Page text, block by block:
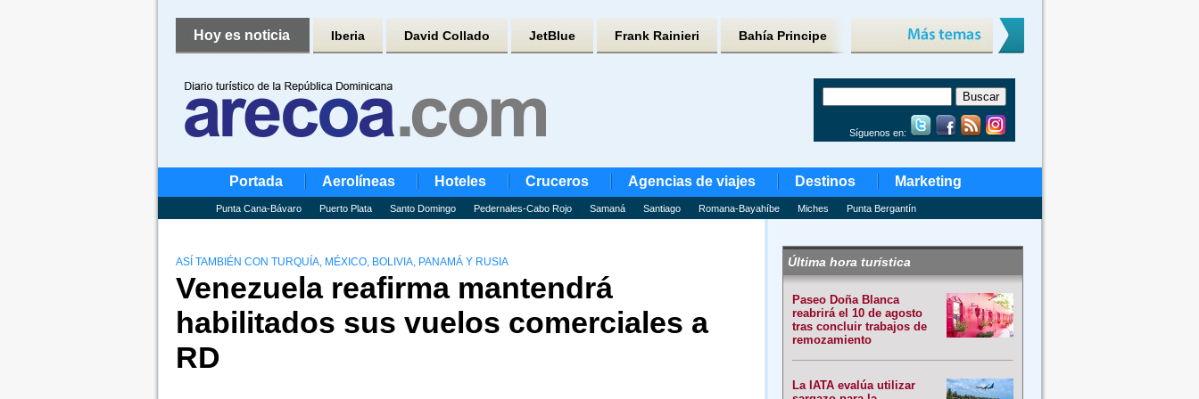
Hoy es noticia Iberia David Collado JetBlue Frank Rainieri Bahía Principe
Síguenos en:
Portada Aerolíneas Hoteles Cruceros Agencias de viajes Destinos Marketing
Punta Cana-Bávaro Puerto Plata Santo Domingo Pedernales-Cabo Rojo Samaná Santiago Romana-Bayahíbe Miches Punta Bergantín
ASÍ TAMBIÉN CON TURQUÍA, MÉXICO, BOLIVIA, PANAMÁ Y RUSIA
Venezuela reafirma mantendrá
habilitados sus vuelos comerciales a
RD
Última hora turística
Paseo Doña Blanca
reabrirá el 10 de agosto
tras concluir trabajos de
remozamiento
La IATA evalúa utilizar